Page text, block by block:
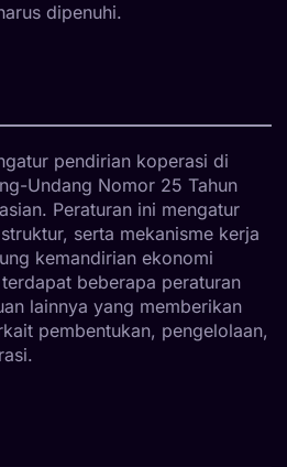
dipenuhi.
pendirian koperasi di
Undang Nomor 25 Tahun
Peraturan ini mengatur
serta mekanisme kerja
kemandirian ekonomi
beberapa peraturan
lainnya yang memberikan
pembentukan, pengelolaan,